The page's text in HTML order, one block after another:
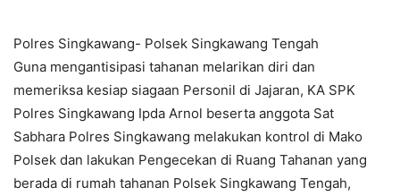
Polres Singkawang- Polsek Singkawang Tengah
Guna mengantisipasi tahanan melarikan diri dan
memeriksa kesiap siagaan Personil di Jajaran, KA SPK
Polres Singkawang Ipda Arnol beserta anggota Sat
Sabhara Polres Singkawang melakukan kontrol di Mako
Polsek dan lakukan Pengecekan di Ruang Tahanan yang
berada di rumah tahanan Polsek Singkawang Tengah,